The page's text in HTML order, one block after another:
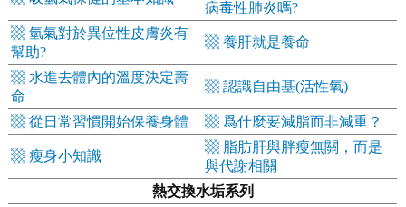
病毒性肺炎嗎?
▩ 氫氣對於異位性皮膚炎有
幫助?
▩ 養肝就是養命
▩ 水進去體內的溫度決定壽
命
▩ 認識自由基(活性氧)
▩ 從日常習慣開始保養身體 ▩ 爲什麼要減脂而非減重？
▩ 瘦身小知識
▩ 脂肪肝與胖瘦無關，而是
與代謝相關
熱交換水垢系列